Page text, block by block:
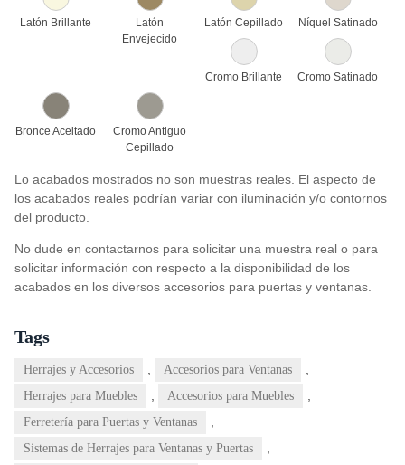
Latón Brillante
Latón
Envejecido
Latón Cepillado Níquel Satinado
Cromo Brillante Cromo Satinado
Bronce Aceitado
Cromo Antiguo
Cepillado
Lo acabados mostrados no son muestras reales. El aspecto de
los acabados reales podrían variar con iluminación y/o contornos
del producto.
No dude en contactarnos para solicitar una muestra real o para
solicitar información con respecto a la disponibilidad de los
acabados en los diversos accesorios para puertas y ventanas.
Tags
Herrajes y Accesorios , Accesorios para Ventanas ,
Herrajes para Muebles , Accesorios para Muebles ,
Ferretería para Puertas y Ventanas ,
Sistemas de Herrajes para Ventanas y Puertas ,